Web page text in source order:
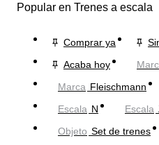
Popular en Trenes a escala
Comprar ya
Acaba hoy
Marca Fleischmann
Escala N Escala
Objeto Set de trenes